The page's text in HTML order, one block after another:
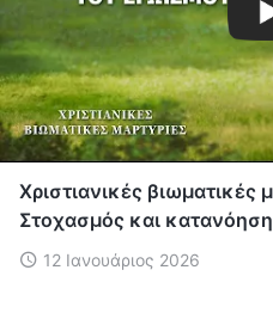
Χριστιανικές βιωματικές
Στοχασμός και
12 Ιανουάριος 2026